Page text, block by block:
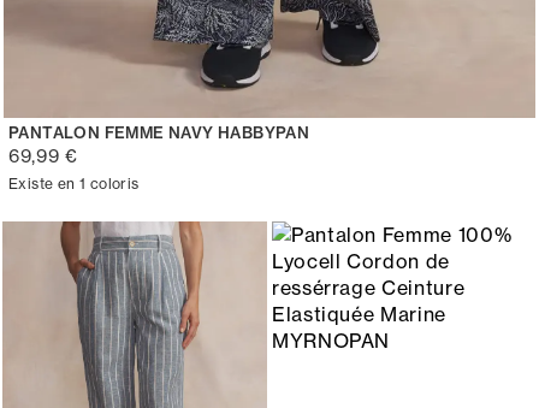
PANTALON FEMME NAVY HABBYPAN
69,99 €
Existe en 1 coloris